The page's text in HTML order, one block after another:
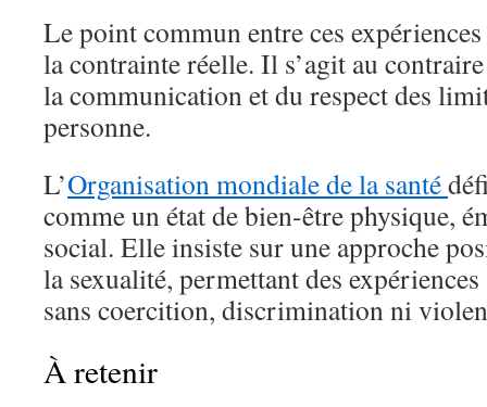
Le point commun entre ces
la contrainte réelle. Il s’agit au
la communication et du respect des
personne.
L’Organisation mondiale de la santé
comme un état de bien-être physique,
social. Elle insiste sur une approche
la sexualité, permettant des expériences
sans coercition, discrimination ni
À retenir